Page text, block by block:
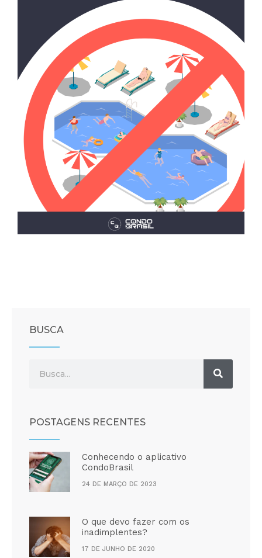
BUSCA
POSTAGENS RECENTES
Conhecendo o aplicativo
CondoBrasil
24 DE MARÇO DE 2023
O que devo fazer com os
inadimplentes?
17 DE JUNHO DE 2020